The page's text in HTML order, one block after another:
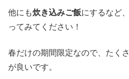
他にも炊き込みご飯にするなど
ってみてください！
春だけの期間限定なので、たく
が良いです。